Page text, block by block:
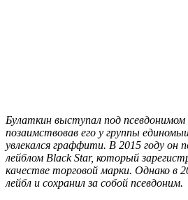
Булаткин выступал под псевдонимом
позаимствовав его у группы
увлекался граффити. В 2015 году он
лейблом Black Star, который
качестве торговой марки. Однако в
лейбл и сохранил за собой псевдоним.